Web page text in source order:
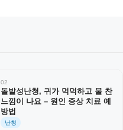
02
돌발성난청, 귀가 먹먹하고 물 찬
느낌이 나요 – 원인 증상 치료 예
방법
난청